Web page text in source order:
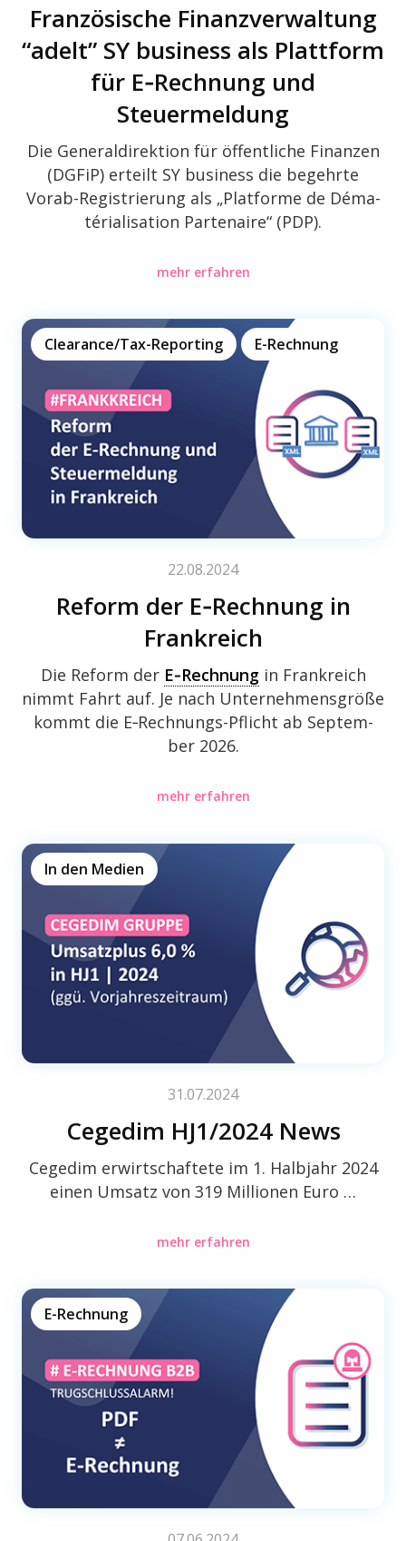
Fran­zö­si­sche Finanz­ver­wal­tung
“adelt” SY busi­ness als Platt­form
für E‑Rechnung und
Steuermeldung
Die Gene­ral­di­rek­tion für öffent­li­che Finan­zen
(DGFiP) erteilt SY busi­ness die begehrte
Vorab-Regis­trie­rung als „Plat­forme de Déma­
té­ria­li­sa­tion Parten­aire“ (PDP).
mehr erfahren
22.08.2024
Reform der E‑Rechnung in
Frankreich
Clearance/Tax-Reporting E-Rechnung
Die Reform der E‑Rechnungin Frank­reich
nimmt Fahrt auf. Je nach Unter­neh­mens­größe
kommt die E‑Rech­nungs-Pflicht ab Septem­
ber 2026.
mehr erfahren
31.07.2024
Cegedim HJ1/2024 News
In den Medien
Cegedim erwirt­schaf­tete im 1. Halb­jahr 2024
einen Umsatz von 319 Millio­nen Euro …
mehr erfahren
E-Rechnung